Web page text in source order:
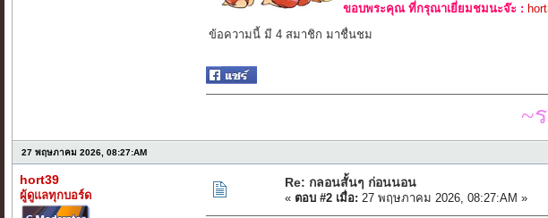
ขอบพระคุณ ที่กรุณาเยี่ยมชมนะจ๊ะ :
ข้อความนี้ มี 4 สมาชิก มาชื่นชม
~
27 พฤษภาคม 2026, 08:27:AM
hort39
ผู้ดูแลทุกบอร์ด
Re: กลอนสั้นๆ ก่อนนอน
« ตอบ #2 เมื่อ: 27 พฤษภาคม 2026, 08:27:AM »